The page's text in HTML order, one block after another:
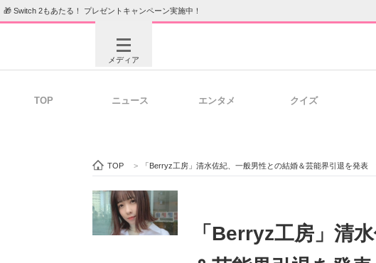
🎁 Switch 2もあたる！ プレゼントキャンペーン実施中！
メディア
ビジネスと働き方のヒント
ITエンジニア向け専門サイト 企業向けIT製品の総合サイト
TOP ニュース エンタメ クイズ
TOP > 「Berryz工房」清水佐紀、一般男性との結婚＆芸能界引退を発
「Berryz工房」清